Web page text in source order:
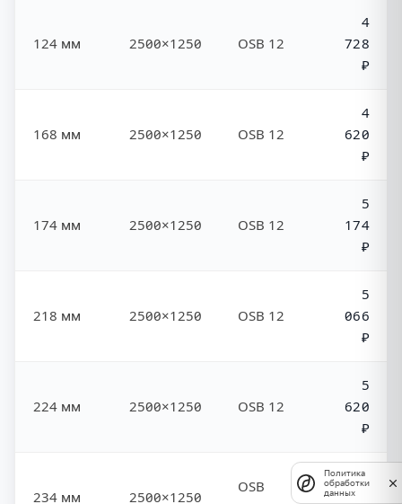
124 мм 2500×1250 OSB 12
4
728
₽
168 мм 2500×1250 OSB 12
4
620
₽
174 мм 2500×1250 OSB 12
5
174
₽
218 мм 2500×1250 OSB 12
5
066
₽
224 мм 2500×1250 OSB 12
5
620
₽
234 мм 2500×1250
OSB
6
783
Политика
обработки
данных